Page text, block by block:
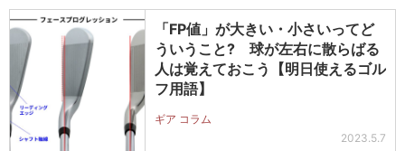
「FP値」が大きい・小さいってど
ういうこと? 球が左右に散らばる
人は覚えておこう【明日使えるゴル
フ用語】
ギア コラム
2023.5.7